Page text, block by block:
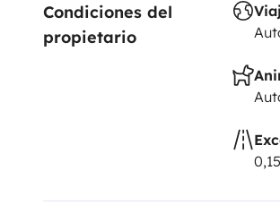
Condiciones del
propietario